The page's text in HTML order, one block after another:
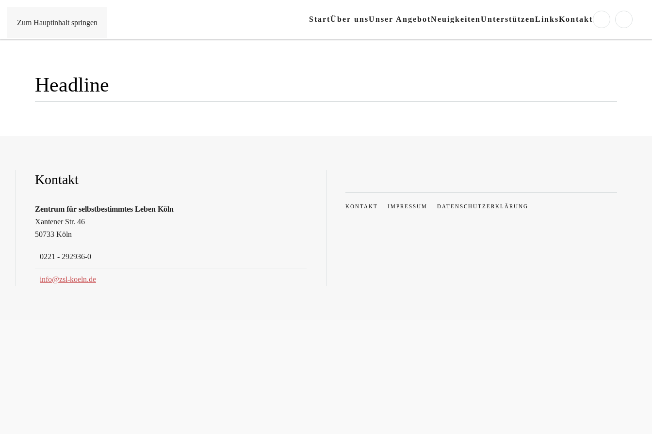
Zum Hauptinhalt springen StartÜber unsUnser AngebotNeuigkeitenUnterstützenLinksKontakt
Headline
Kontakt
Zentrum für selbstbestimmtes Leben Köln
Xantener Str. 46
50733 Köln
0221 - 292936-0
info@zsl-koeln.de
KONTAKT IMPRESSUM DATENSCHUTZERKLÄRUNG